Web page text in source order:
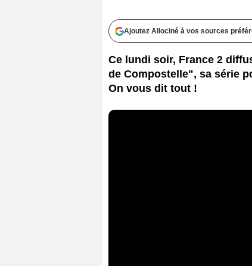
Ajoutez Allociné à vos sources
Ce lundi soir, France 2
de Compostelle", sa série
On vous dit tout !